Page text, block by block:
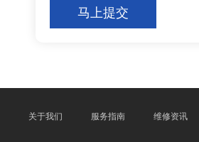
马上提交
关于我们 服务指南 维修资讯